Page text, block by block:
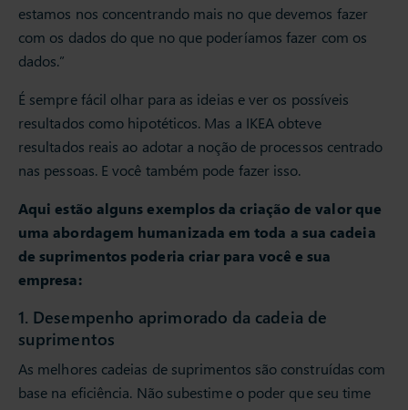
estamos nos concentrando mais no que devemos fazer
com os dados do que no que poderíamos fazer com os
dados.”
É sempre fácil olhar para as ideias e ver os possíveis
resultados como hipotéticos. Mas a IKEA obteve
resultados reais ao adotar a noção de processos centrado
nas pessoas. E você também pode fazer isso.
Aqui estão alguns exemplos da criação de valor que
uma abordagem humanizada em toda a sua cadeia
de suprimentos poderia criar para você e sua
empresa:
1. Desempenho aprimorado da cadeia de
suprimentos
As melhores cadeias de suprimentos são construídas com
base na eficiência. Não subestime o poder que seu time